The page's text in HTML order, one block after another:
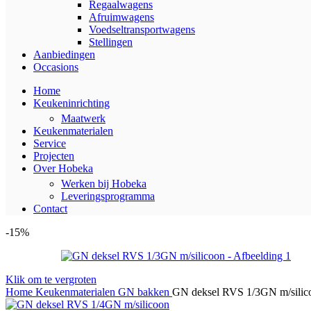
Regaalwagens
Afruimwagens
Voedseltransportwagens
Stellingen
Aanbiedingen
Occasions
Home
Keukeninrichting
Maatwerk
Keukenmaterialen
Service
Projecten
Over Hobeka
Werken bij Hobeka
Leveringsprogramma
Contact
-15%
Klik om te vergroten
Home Keukenmaterialen GN bakken GN deksel RVS 1/3GN m/